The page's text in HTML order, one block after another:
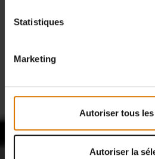
Statistiques
Marketing
Autoriser tous
Autoriser la